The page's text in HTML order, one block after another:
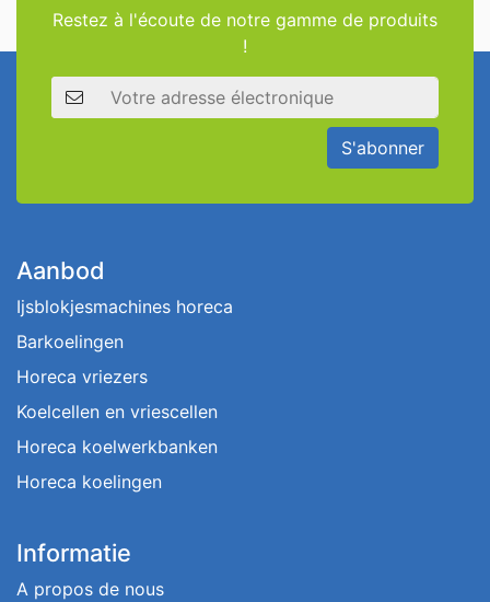
Restez à l'écoute de notre gamme de produits
!
Adresse électronique
S'abonner
Aanbod
Ijsblokjesmachines horeca
Barkoelingen
Horeca vriezers
Koelcellen en vriescellen
Horeca koelwerkbanken
Horeca koelingen
Informatie
A propos de nous